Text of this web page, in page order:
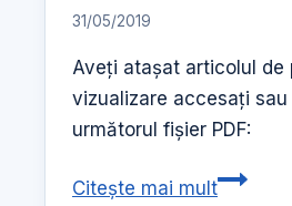
31/05/2019
Aveți atașat articolul de
vizualizare accesați
următorul fișier PDF:
Citește mai multArticol